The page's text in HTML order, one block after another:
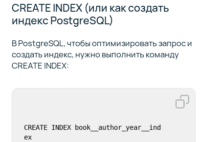
CREATE INDEX (или как создать
индекс PostgreSQL)
В PostgreSQL, чтобы оптимизировать запрос и
создать индекс, нужно выполнить команду
CREATE INDEX:
CREATE INDEX book__author_year__ind
ex